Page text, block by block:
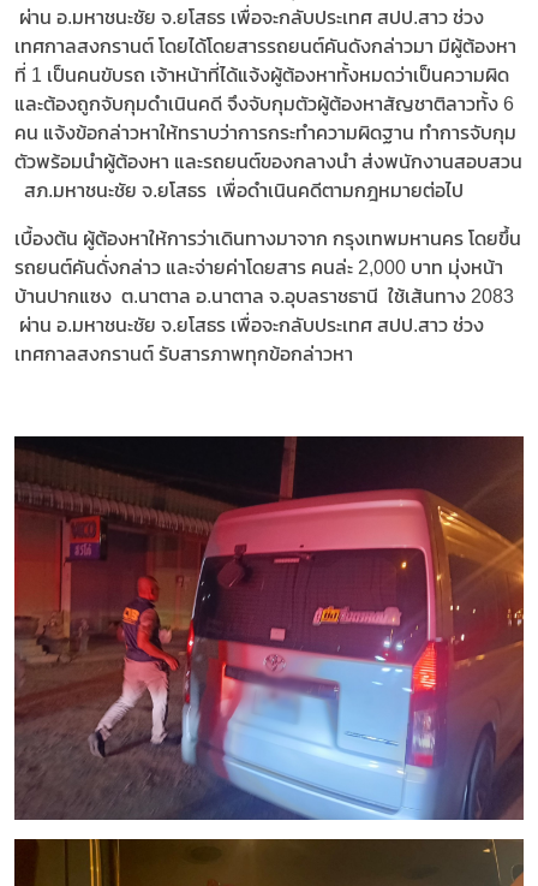
ผ่าน อ.มหาชนะชัย จ.ยโสธร เพื่อจะกลับประเทศ สปป.สาว ช่วง
เทศกาลสงกรานต์ โดยได้โดยสารรถยนต์คันดังกล่าวมา มีผู้ต้องหา
ที่ 1 เป็นคนขับรถ เจ้าหน้าที่ได้แจ้งผู้ต้องหาทั้งหมดว่าเป็นความผิด
และต้องถูกจับกุมดำเนินคดี จึงจับกุมตัวผู้ต้องหาสัญชาติลาวทั้ง 6
คน แจ้งข้อกล่าวหาให้ทราบว่าการกระทำความผิดฐาน ทำการจับกุม
ตัวพร้อมนำผู้ต้องหา และรถยนต์ของกลางนำ ส่งพนักงานสอบสวน
สภ.มหาชนะชัย จ.ยโสธร เพื่อดำเนินคดีตามกฎหมายต่อไป
เบื้องต้น ผู้ต้องหาให้การว่าเดินทางมาจาก กรุงเทพมหานคร โดยขึ้น
รถยนต์คันดั่งกล่าว และจ่ายค่าโดยสาร คนล่ะ 2,000 บาท มุ่งหน้า
บ้านปากแซง ต.นาตาล อ.นาตาล จ.อุบลราชธานี ใช้เส้นทาง 2083
ผ่าน อ.มหาชนะชัย จ.ยโสธร เพื่อจะกลับประเทศ สปป.สาว ช่วง
เทศกาลสงกรานต์ รับสารภาพทุกข้อกล่าวหา